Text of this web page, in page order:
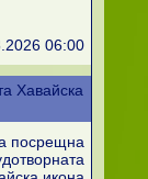
06:00
Хавайска
посрещна